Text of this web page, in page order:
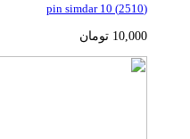
(2510) 10 pin simdar
10,000 تومان